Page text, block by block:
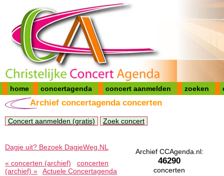
home concertagenda concert aanmelden zoeken
Archief concertagenda concerten
Concert aanmelden (gratis) Zoek concert
Archief CCAgenda.nl:
46290
concerten
Dagje uit? Bezoek DagjeWeg.NL
« concerten (archief)
concerten
(archief) »
Actuele Concertagenda